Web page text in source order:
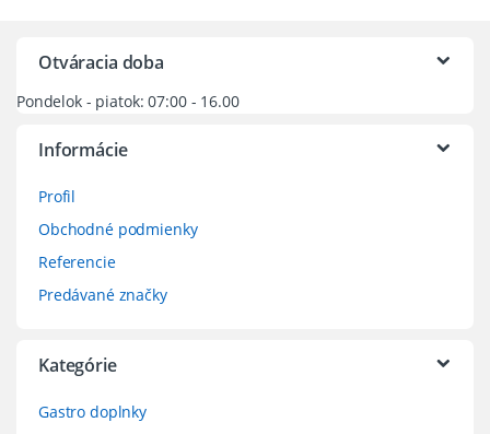
Otváracia doba
Pondelok - piatok: 07:00 - 16.00
Informácie
Profil
Obchodné podmienky
Referencie
Predávané značky
Kategórie
Gastro doplnky